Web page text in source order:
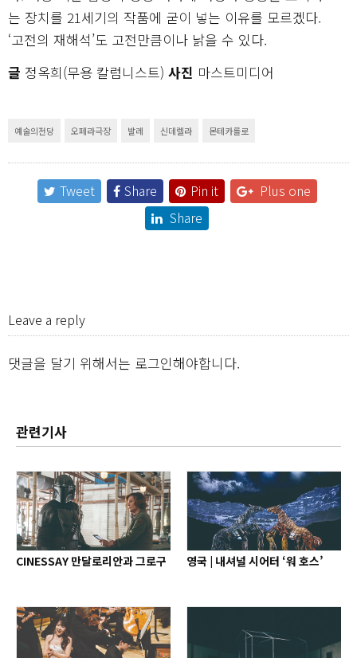
는 장치를 21세기의 작품에 굳이 넣는 이유를 모르겠다.
‘고전의 재해석’도 고전만큼이나 낡을 수 있다.
글 정옥희(무용 칼럼니스트) 사진 마스트미디어
예술의전당 오페라극장 발레 신데렐라 몬테카를로
Tweet Share Pin it
Plus one
Share
Leave a reply
댓글을 달기 위해서는 로그인해야합니다.
관련기사
CINESSAY 만달로리안과 그로구 영국 | 내셔널 시어터 ‘워 호스’